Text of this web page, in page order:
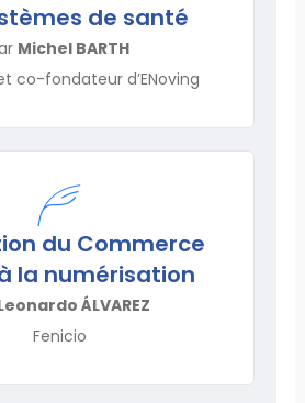
de santé
Michel BARTH
co-fondateur d’ENoving
du Commerce
la numérisation
ÁLVAREZ
Fenicio